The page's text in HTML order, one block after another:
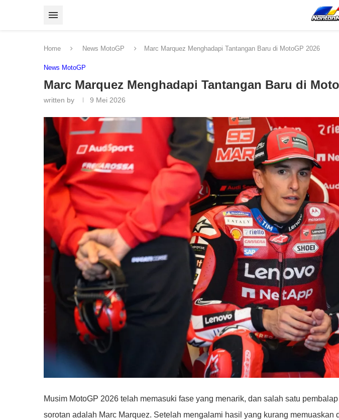
Home News MotoGP Marc Marquez Menghadapi Tantangan Baru di MotoGP 2026
News MotoGP
Marc Marquez Menghadapi Tantangan Baru di
written by 9 Mei 2026
Musim MotoGP 2026 telah memasuki fase yang menarik, dan salah satu
sorotan adalah Marc Marquez. Setelah mengalami hasil yang kurang memuaskan